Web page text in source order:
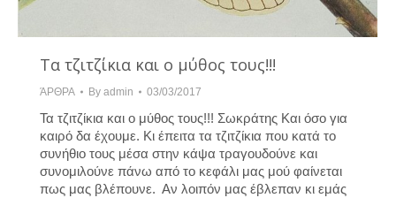
Τα τζιτζίκια και ο μύθος τους!!!
ΆΡΘΡΑ By admin 03/03/2017
Τα τζιτζίκια και ο μύθος τους!!! Σωκράτης Και όσο για
καιρό δα έχουμε. Κι έπειτα τα τζιτζίκια που κατά το
συνήθιο τους μέσα στην κάψα τραγουδούνε και
συνομιλούνε πάνω από το κεφάλι μας μού φαίνεται
πως μας βλέπουνε. Αν λοιπόν μας έβλεπαν κι εμάς